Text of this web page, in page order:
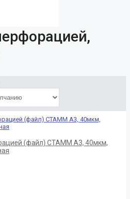
(файл) СТАММ А3, 40мкм,